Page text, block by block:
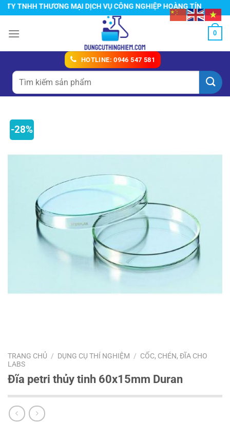
Chuyển
đến
nội
TNHH THƯƠNG MẠI DỊCH VỤ CÔNG NGHIỆP HOÀNG TÍN
0
HOTLINE: 0946 547 581
Tìm
kiếm:
-28%
TRANG CHỦ / DỤNG CỤ THÍ NGHIỆM / CỐC, CHÉN, ĐĨA CHO
LABS
Đĩa petri thủy tinh 60x15mm Duran